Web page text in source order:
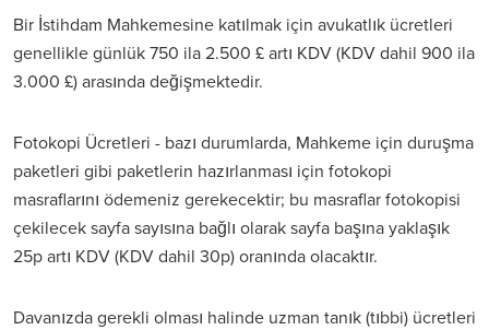
Bir İstihdam Mahkemesine katılmak için avukatlık ücretleri
genellikle günlük 750 ila 2.500 £ artı KDV (KDV dahil 900 ila
3.000 £) arasında değişmektedir.
Fotokopi Ücretleri - bazı durumlarda, Mahkeme için duruşma
paketleri gibi paketlerin hazırlanması için fotokopi
masraflarını ödemeniz gerekecektir; bu masraflar fotokopisi
çekilecek sayfa sayısına bağlı olarak sayfa başına yaklaşık
25p artı KDV (KDV dahil 30p) oranında olacaktır.
Davanızda gerekli olması halinde uzman tanık (tıbbi) ücretleri